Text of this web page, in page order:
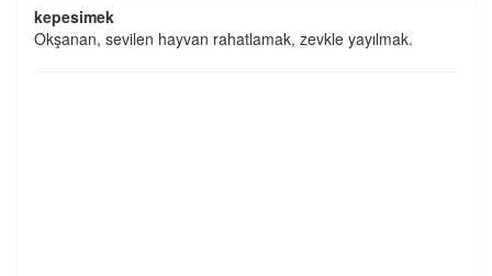
kepesimek
Okşanan, sevilen hayvan rahatlamak, zevkle yayılmak.